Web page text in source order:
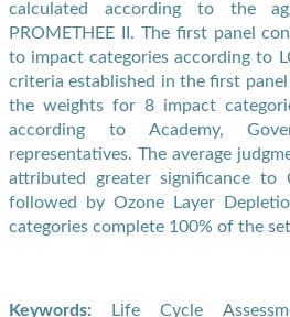
calculated according to the
PROMETHEE II. The first panel
to impact categories according to
criteria established in the first
the weights for 8 impact
according to Academy,
representatives. The average
attributed greater significance to
followed by Ozone Layer
categories complete 100% of the
Keywords: Life Cycle